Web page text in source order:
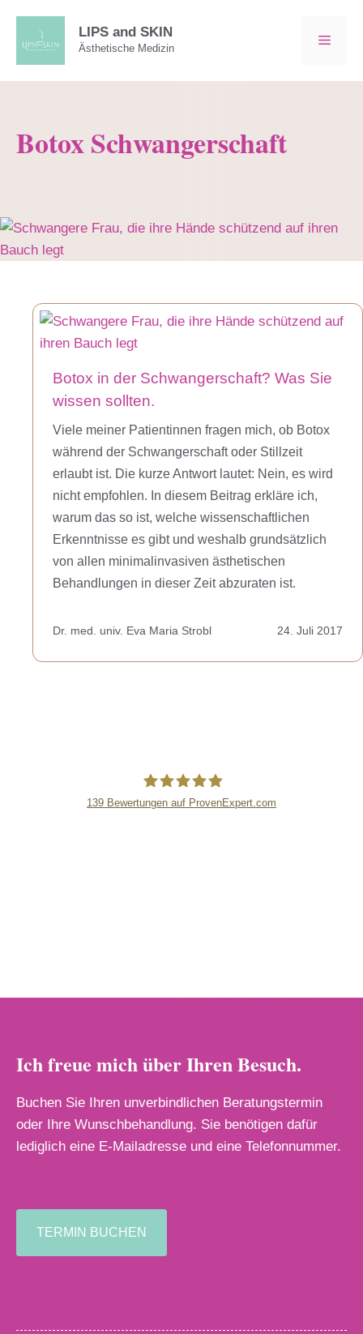
springen
LIPS and SKIN
Ästhetische Medizin
Botox Schwangerschaft
Botox in der Schwangerschaft? Was Sie
wissen sollten.
Viele meiner Patientinnen fragen mich, ob Botox
während der Schwangerschaft oder Stillzeit
erlaubt ist. Die kurze Antwort lautet: Nein, es wird
nicht empfohlen. In diesem Beitrag erkläre ich,
warum das so ist, welche wissenschaftlichen
Erkenntnisse es gibt und weshalb grundsätzlich
von allen minimalinvasiven ästhetischen
Behandlungen in dieser Zeit abzuraten ist.
Dr. med. univ. Eva Maria Strobl 24. Juli 2017
139 Bewertungen auf ProvenExpert.com
Ich freue mich über Ihren Besuch.
Buchen Sie Ihren unverbindlichen Beratungstermin
oder Ihre Wunschbehandlung. Sie benötigen dafür
lediglich eine E-Mailadresse und eine Telefonnummer.
TERMIN BUCHEN